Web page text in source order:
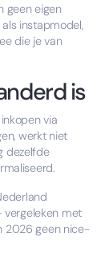
geen eigen
instapmodel,
die je van
is
via
werkt niet
dezelfde
vergeleken met
2026 geen nice-